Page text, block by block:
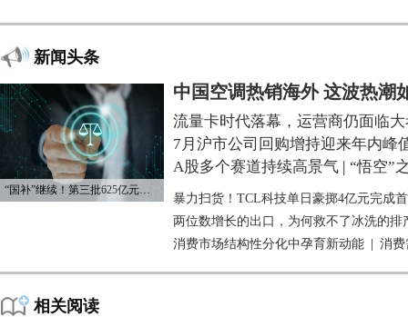
新闻头条
“国补”继续！第三批625亿元资金已下达
中国空调热销海外 这波热潮
流量卡时代落幕，运营商仍面临
7月沪市公司回购增持迎来年内峰
A股多个赛道持续高景气 | “悟空”
暴力扫货！TCL科技单日豪掷4亿元完成
两位数增长的出口，为何救不了冰洗的排
消费市场结构性分化中孕育新动能
消费
相关阅读